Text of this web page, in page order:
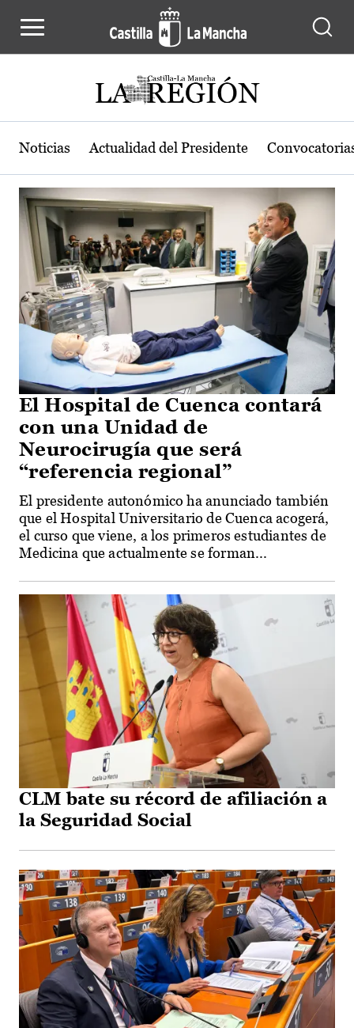
Actualidad de la región de Castilla-
Noticias Actualidad del Presidente
El Hospital de Cuenca contará
con una Unidad de
Neurocirugía que será
“referencia regional”
El presidente autonómico ha anunciado también
que el Hospital Universitario de Cuenca acogerá,
el curso que viene, a los primeros estudiantes de
Medicina que actualmente se forman...
CLM bate su récord de afiliación a
la Seguridad Social